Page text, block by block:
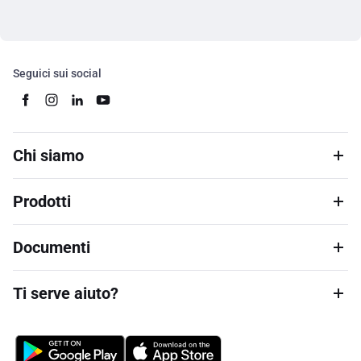
Seguici sui social
Chi siamo
Prodotti
Documenti
Ti serve aiuto?